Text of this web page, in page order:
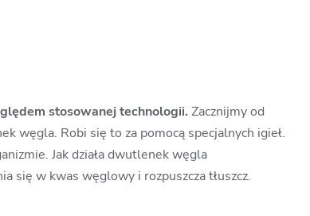
stosowanej technologii. Zacznijmy od
węgla. Robi się to za pomocą specjalnych igieł.
Jak działa dwutlenek węgla
się w kwas węglowy i rozpuszcza tłuszcz.